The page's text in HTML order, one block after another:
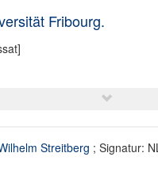
Fribourg.
Streitberg ; Signatur: